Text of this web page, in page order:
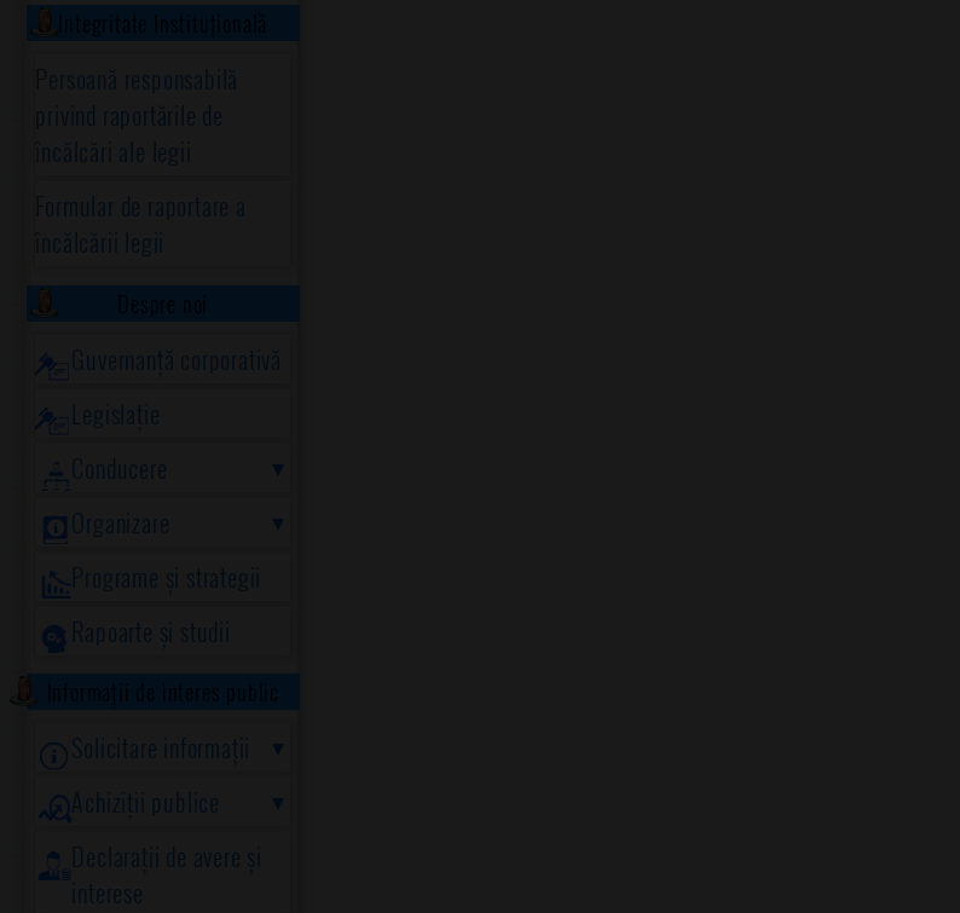
Integritate Instituțională
Persoană responsabilă
privind raportările de
încălcări ale legii
Formular de raportare a
încălcării legii
Despre noi
Guvernanță corporativă
Legislație
Conducere
Organizare
Programe și strategii
Rapoarte și studii
Informații de interes public
Solicitare informații
Achiziții publice
Declarații de avere și
interese